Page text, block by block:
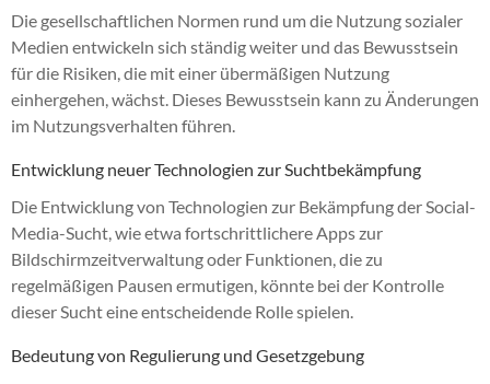
Die gesellschaftlichen Normen rund um die Nutzung sozialer
Medien entwickeln sich ständig weiter und das Bewusstsein
für die Risiken, die mit einer übermäßigen Nutzung
einhergehen, wächst. Dieses Bewusstsein kann zu Änderungen
im Nutzungsverhalten führen.
Entwicklung neuer Technologien zur Suchtbekämpfung
Die Entwicklung von Technologien zur Bekämpfung der Social-
Media-Sucht, wie etwa fortschrittlichere Apps zur
Bildschirmzeitverwaltung oder Funktionen, die zu
regelmäßigen Pausen ermutigen, könnte bei der Kontrolle
dieser Sucht eine entscheidende Rolle spielen.
Bedeutung von Regulierung und Gesetzgebung